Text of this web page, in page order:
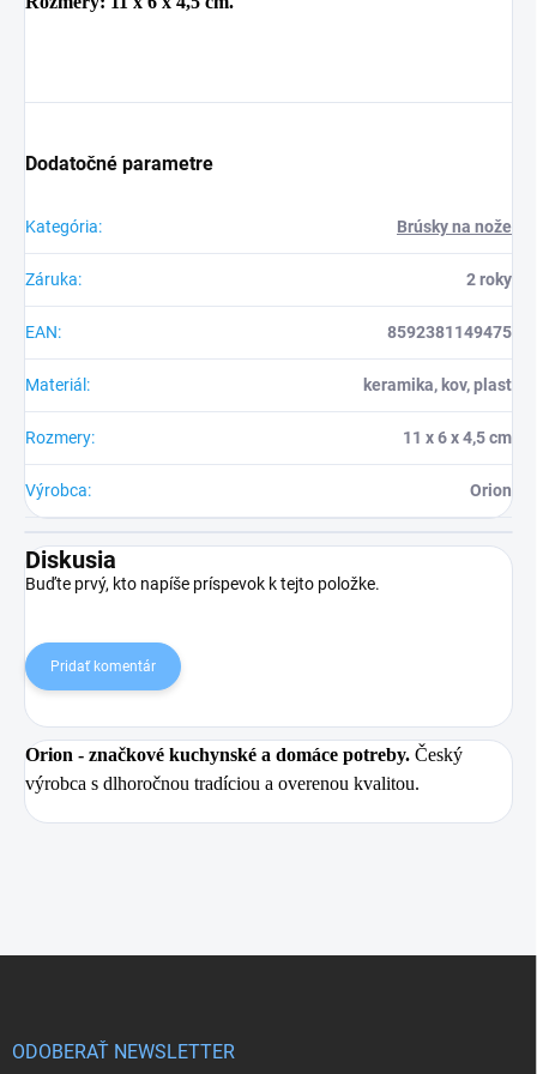
Dodatočné parametre
Kategória: Brúsky na nože
Záruka: 2 roky
EAN: 8592381149475
Materiál : keramika, kov, plast
Rozmery: 11 x 6 x 4,5 cm
Výrobca: Orion
Diskusia
Buďte prvý, kto napíše príspevok k tejto položke.
Pridať komentár
Orion - značkové kuchynské a domáce potreby. Český
výrobca s dlhoročnou tradíciou a overenou kvalitou.
ODOBERAŤ NEWSLETTER